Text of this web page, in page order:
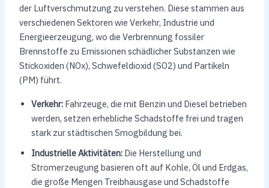
der Luftverschmutzung zu verstehen. Diese stammen aus
verschiedenen Sektoren wie Verkehr, Industrie und
Energieerzeugung, wo die Verbrennung fossiler
Brennstoffe zu Emissionen schädlicher Substanzen wie
Stickoxiden (NOx), Schwefeldioxid (SO2) und Partikeln
(PM) führt.
Verkehr:Fahrzeuge, die mit Benzin und Diesel betrieben
werden, setzen erhebliche Schadstoffe frei und tragen
stark zur städtischen Smogbildung bei.
Industrielle Aktivitäten:Die Herstellung und
Stromerzeugung basieren oft auf Kohle, Öl und Erdgas,
die große Mengen Treibhausgase und Schadstoffe